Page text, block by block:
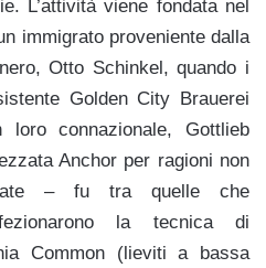
L’attività viene fondata nel
immigrato proveniente dalla
Otto Schinkel, quando i
Golden City Brauerei
connazionale, Gottlieb
Anchor per ragioni non
– fu tra quelle che
la tecnica di
Common (lieviti a bassa